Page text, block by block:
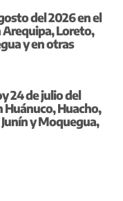
del 2026 en el
Arequipa, Loreto,
y en otras
24 de julio del
Huánuco, Huacho,
y Moquegua,